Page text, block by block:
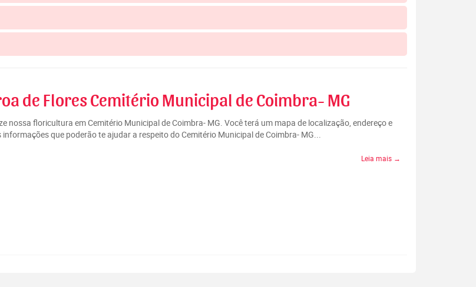
de Flores Cemitério Municipal de Coimbra- MG
nossa floricultura em Cemitério Municipal de Coimbra- MG. Você terá um mapa de localização, endereço e
que poderão te ajudar a respeito do Cemitério Municipal de Coimbra- MG...
Leia mais →